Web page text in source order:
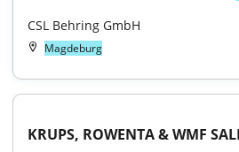
CSL Behring GmbH
Magdeburg
KRUPS, ROWENTA & WMF